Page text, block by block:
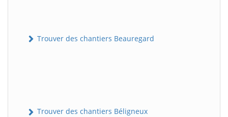
Trouver des chantiers Beauregard
Trouver des chantiers Béligneux